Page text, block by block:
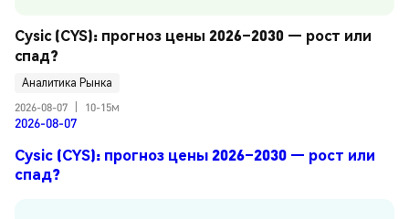
Cysic (CYS): прогноз цены 2026–2030 — рост или
спад?
Аналитика Рынка
2026-08-07
10-15м
2026-08-07
Cysic (CYS): прогноз цены 2026–2030 — рост или
спад?